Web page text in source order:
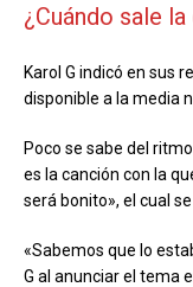
¿Cuándo sale
Karol G indicó en sus
disponible a la media
Poco se sabe del
es la canción con la
será bonito», el cual
«Sabemos que lo
G al anunciar el tema